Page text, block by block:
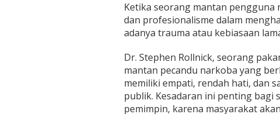
Ketika seorang mantan
dan profesionalisme dalam
adanya trauma atau kebiasaan
Dr. Stephen Rollnick, seorang
mantan pecandu narkoba yang
memiliki empati, rendah hati, dan
publik. Kesadaran ini penting
pemimpin, karena masyarakat